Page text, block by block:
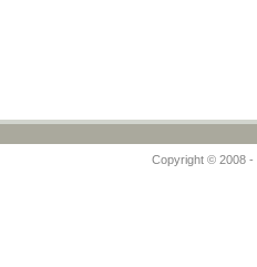
Copyright © 2008 -